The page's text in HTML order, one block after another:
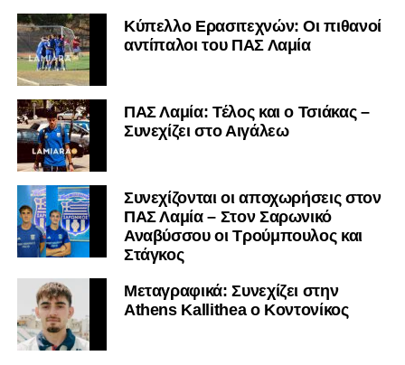
Κύπελλο Ερασιτεχνών: Οι πιθανοί
αντίπαλοι του ΠΑΣ Λαμία
ΠΑΣ Λαμία: Τέλος και ο Τσιάκας –
Συνεχίζει στο Αιγάλεω
Συνεχίζονται οι αποχωρήσεις στον
ΠΑΣ Λαμία – Στον Σαρωνικό
Αναβύσσου οι Τρούμπουλος και
Στάγκος
Mεταγραφικά: Συνεχίζει στην
Athens Kallithea ο Κοντονίκος